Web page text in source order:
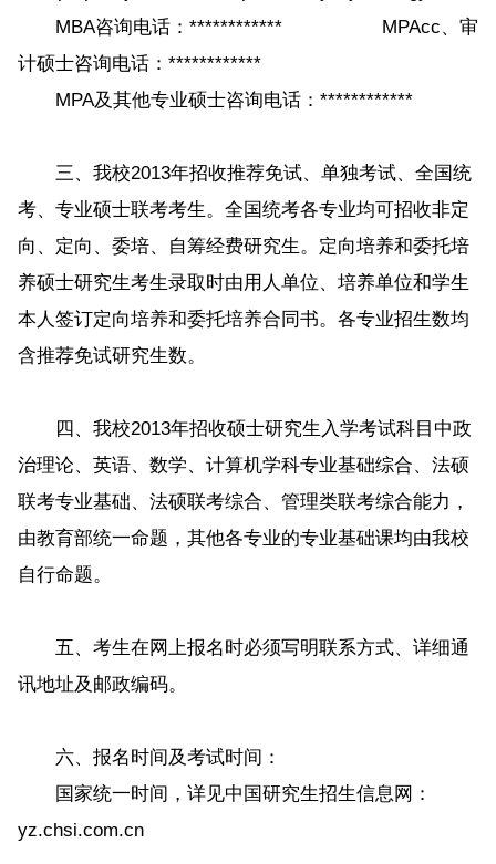
MBA咨询电话：************ MPAcc、审
计硕士咨询电话：************
MPA及其他专业硕士咨询电话：************
三、我校2013年招收推荐免试、单独考试、全国统
考、专业硕士联考考生。全国统考各专业均可招收非定
向、定向、委培、自筹经费研究生。定向培养和委托培
养硕士研究生考生录取时由用人单位、培养单位和学生
本人签订定向培养和委托培养合同书。各专业招生数均
含推荐免试研究生数。
四、我校2013年招收硕士研究生入学考试科目中政
治理论、英语、数学、计算机学科专业基础综合、法硕
联考专业基础、法硕联考综合、管理类联考综合能力，
由教育部统一命题，其他各专业的专业基础课均由我校
自行命题。
五、考生在网上报名时必须写明联系方式、详细通
讯地址及邮政编码。
六、报名时间及考试时间：
国家统一时间，详见中国研究生招生信息网：
yz.chsi.com.cn